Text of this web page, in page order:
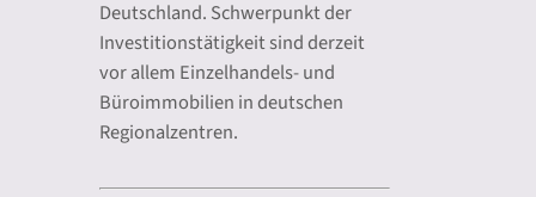
Deutschland. Schwerpunkt der
Investitionstätigkeit sind derzeit
vor allem Einzelhandels- und
Büroimmobilien in deutschen
Regionalzentren.